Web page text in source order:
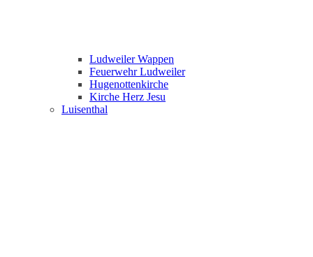
Ludweiler Wappen
Feuerwehr Ludweiler
Hugenottenkirche
Kirche Herz Jesu
Luisenthal